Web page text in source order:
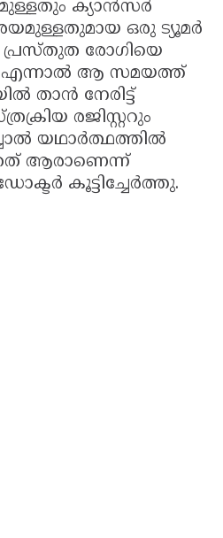
ക്യാൻസർ
ഒരു ട്യൂമർ
പ്രസ്തു‌ത രോഗിയെ
എന്നാൽ ആ സമയത്ത്
താൻ നേരിട്ട്
രജിസ്റ്ററും
യഥാർത്ഥത്തിൽ
ആരാണെന്ന്
കൂട്ടിച്ചേർത്തു.